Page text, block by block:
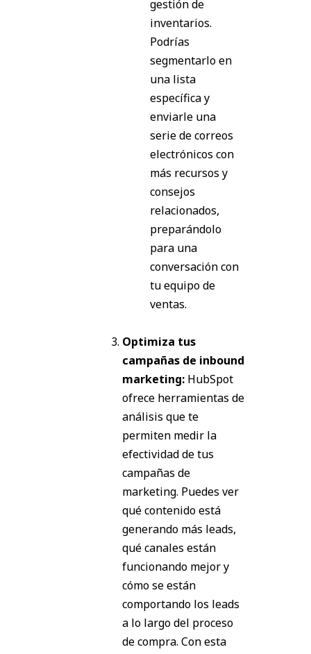
gestión de
inventarios.
Podrías
segmentarlo en
una lista
específica y
enviarle una
serie de correos
electrónicos con
más recursos y
consejos
relacionados,
preparándolo
para una
conversación con
tu equipo de
ventas.
Optimiza tus
campañas de inbound
marketing: HubSpot
ofrece herramientas de
análisis que te
permiten medir la
efectividad de tus
campañas de
marketing. Puedes ver
qué contenido está
generando más leads,
qué canales están
funcionando mejor y
cómo se están
comportando los leads
a lo largo del proceso
de compra. Con esta